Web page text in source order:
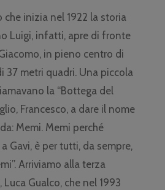
che inizia nel 1922 la storia
Luigi, infatti, apre di fronte
in pieno centro di
37 metri quadri. Una piccola
la “Bottega del
Francesco, a dare il nome
Memi. Memi perché
Gavi, è per tutti, da sempre,
Arriviamo alla terza
Gualco, che nel 1993